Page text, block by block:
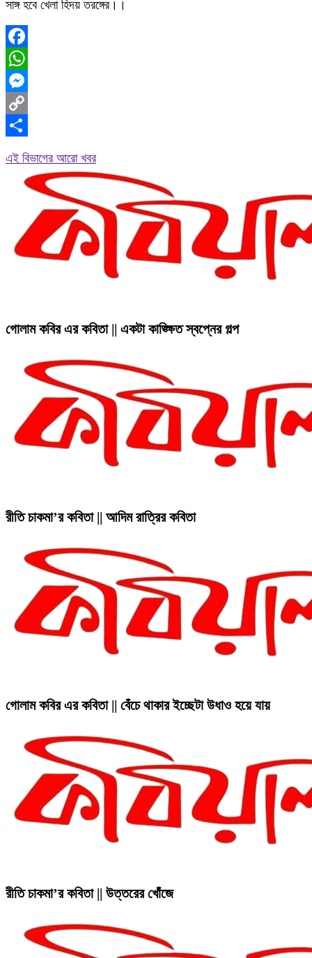
সাঙ্গ হবে খেলা হিদয় তরঙ্গের।।
Facebook
WhatsApp
Messenger
Copy
এই বিভাগের আরো খবর
গোলাম কবির এর কবিতা || একটা কাঙ্ক্ষিত স্বপ্নের গল্প
রীতি চাকমা’র কবিতা || আদিম রাত্রির কবিতা
গোলাম কবির এর কবিতা || বেঁচে থাকার ইচ্ছেটা উধাও হয়ে যায়
রীতি চাকমা’র কবিতা || উত্তরের খোঁজে